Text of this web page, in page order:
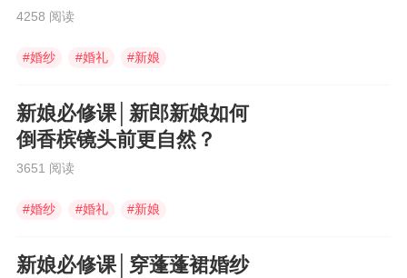
4258 阅读
#婚纱 #婚礼 #新娘
新娘必修课│新郎新娘如何
倒香槟镜头前更自然？
3651 阅读
#婚纱 #婚礼 #新娘
新娘必修课│穿蓬蓬裙婚纱